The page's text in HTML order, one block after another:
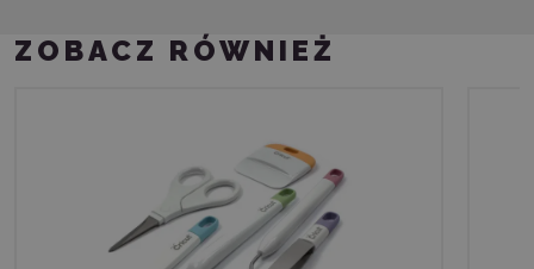
ZOBACZ RÓWNIEŻ